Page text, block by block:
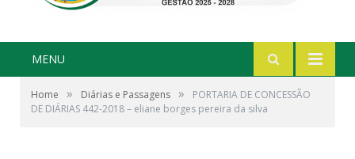
MENU
Home » Diárias e Passagens »
PORTARIA DE CONCESSÃO
DE DIÁRIAS 442-2018 – eliane borges pereira da silva